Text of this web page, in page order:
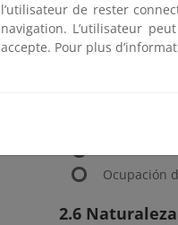
2.5 Suelo
Ocupación
2.6 Naturaleza
l’utilisateur de rester
navigation. L’utilisateur
accepte. Pour plus